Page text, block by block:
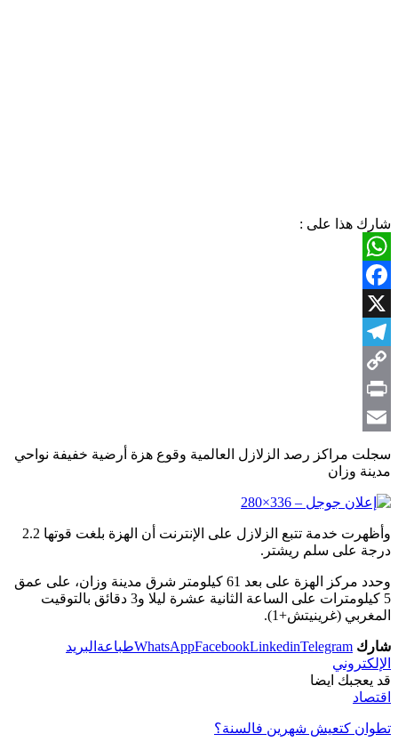
شارك هذا على :
WhatsApp
Facebook
X
Telegram
Copy
Link
Print
Email
سجلت مراكز رصد الزلازل العالمية وقوع هزة أرضية خفيفة نواحي
مدينة وزان
وأظهرت خدمة تتبع الزلازل على الإنترنت أن الهزة بلغت قوتها 2.2
درجة على سلم ريشتر.
وحدد مركز الهزة على بعد 61 كيلومتر شرق مدينة وزان، على عمق
5 كيلومترات على الساعة الثانية عشرة ليلا و3 دقائق بالتوقيت
المغربي (غرينيتش+1).
شارك WhatsAppFacebookLinkedinTelegram طباعة البريد
الإلكتروني
قد يعجبك ايضا
اقتصاد
تطوان كتعيش شهرين فالسنة؟